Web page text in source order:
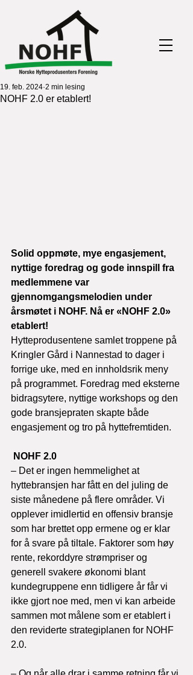
NOHF 2.0 er etablert!
19. feb. 2024 2 min lesing
Solid oppmøte, mye engasjement,
nyttige foredrag og gode innspill fra
medlemmene var
gjennomgangsmelodien under
årsmøtet i NOHF. Nå er «NOHF 2.0»
etablert!
Hytteprodusentene samlet troppene på
Kringler Gård i Nannestad to dager i
forrige uke, med en innholdsrik meny
på programmet. Foredrag med eksterne
bidragsytere, nyttige workshops og den
gode bransjepraten skapte både
engasjement og tro på hyttefremtiden.
NOHF 2.0
– Det er ingen hemmelighet at
hyttebransjen har fått en del juling de
siste månedene på flere områder. Vi
opplever imidlertid en offensiv bransje
som har brettet opp ermene og er klar
for å svare på tiltale. Faktorer som høy
rente, rekorddyre strømpriser og
generell svakere økonomi blant
kundegruppene enn tidligere år får vi
ikke gjort noe med, men vi kan arbeide
sammen mot målene som er etablert i
den reviderte strategiplanen for NOHF
2.0.